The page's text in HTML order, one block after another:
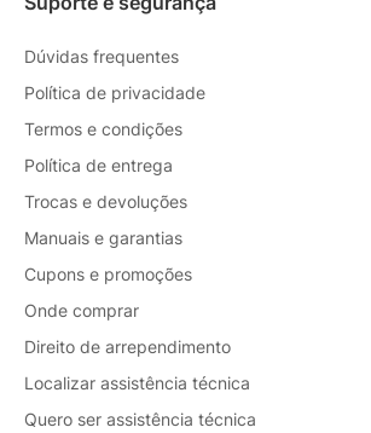
Dúvidas frequentes
Política de privacidade
Termos e condições
Política de entrega
Trocas e devoluções
Manuais e garantias
Cupons e promoções
Onde comprar
Direito de arrependimento
Localizar assistência técnica
Quero ser assistência técnica